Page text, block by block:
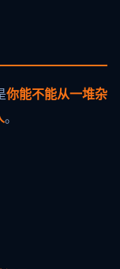
你能不能从一堆杂
。